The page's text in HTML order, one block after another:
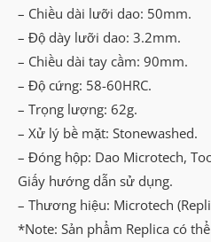
– Chiều dài lưỡi dao: 50mm.
– Độ dày lưỡi dao: 3.2mm.
– Chiều dài tay cầm: 90mm.
– Độ cứng: 58-60HRC.
– Trọng lượng: 62g.
– Xử lý bề mặt: Stonewashed.
– Đóng hộp: Dao Microtech,
Giấy hướng dẫn sử dụng.
– Thương hiệu: Microtech
*Note: Sản phẩm Replica có